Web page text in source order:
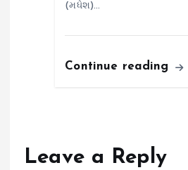
(મધેશ)…
Continue reading
Leave a Reply